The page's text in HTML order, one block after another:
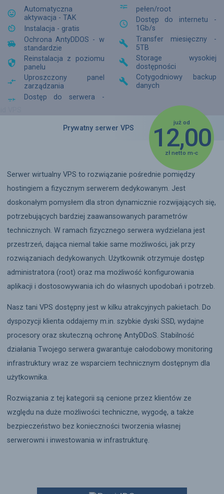

Automatyczna
aktywacja - TAK
 Instalacja - gratis

Ochrona AntyDDOS - w
standardzie

Reinstalacja z poziomu
panelu

Uproszczony panel
zarządzania

Dostęp do serwera -
pełen/root

Dostęp do internetu -
1Gb/s

Transfer miesięczny -
5TB

Storage wysokiej
dostępności

Cotygodniowy backup
danych
Prywatny serwer VPS
już od
12,00
zł netto m-c
Serwer wirtualny VPS to rozwiązanie pośrednie pomiędzy
hostingiem a fizycznym serwerem dedykowanym. Jest
doskonałym pomysłem dla stron dynamicznie rozwijających się,
potrzebujących bardziej zaawansowanych parametrów
technicznych. W ramach fizycznego serwera wydzielana jest
przestrzeń, dająca niemal takie same możliwości, jak przy
rozwiązaniach dedykowanych. Użytkownik otrzymuje dostęp
administratora (root) oraz ma możliwość konfigurowania
aplikacji i dostosowywania ich do własnych upodobań i potrzeb.
Nasz tani VPS dostępny jest w kilku atrakcyjnych pakietach. Do
dyspozycji klienta oddajemy m.in. szybkie dyski SSD, wydajne
procesory oraz skuteczną ochronę AntyDDoS. Stabilność
działania Twojego serwera gwarantuje całodobowy monitoring
infrastruktury wraz ze wsparciem technicznym dostępnym dla
użytkownika.
Rozwiązania z tej kategorii są cenione przez klientów ze
względu na duże możliwości techniczne, wygodę, a także
bezpieczeństwo bez konieczności tworzenia własnej
serwerowni i inwestowania w infrastrukturę.